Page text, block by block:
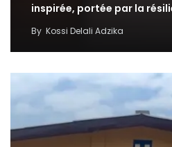
inspirée, portée par la
By Kossi Delali Adzika